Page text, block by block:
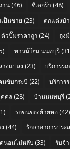
าน(46) ซิเดกร้า (48)
ป็นชาย (23) ตกแต่งบ้
ตัวปั๊มราคาถูก(24) ถุง
ทาวน์โฮม นนทบุรี
างแปลง (23) บริการรถ
นขับกระบี่ (22) บริการร
คล(28) บ้านนนทบุรี
รถขนของย้ายหอ(42)
(44) รักษาอาการประ
ดนอนไม่หลับ (33) รับจ้